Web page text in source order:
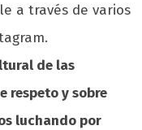
a través de varios
de las
respeto y sobre
luchando por